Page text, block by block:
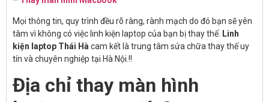
Mọi thông tin, quy trình đều rõ ràng, rành mạch do đó bạn sẽ yên
tâm vì không có việc linh kiện laptop của bạn bị thay thế. Linh
kiện laptop Thái Hà cam kết là trung tâm sửa chữa thay thế uy
tín và chuyên nghiệp tại Hà Nội.!!
Địa chỉ thay màn hình